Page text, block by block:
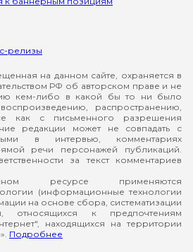
релизы
на данном сайте, охраняется в
РФ об авторском праве и не
кем-либо в какой бы то ни было
распространению,
как с письменного разрешения
редакции может не совпадать с
в интервью, комментариях
речи персонажей публикаций.
за текст комментариев
ресурсе применяются
(информационные технологии
на основе сбора, систематизации
относящихся к предпочтениям
находящихся на территории
Подробнее